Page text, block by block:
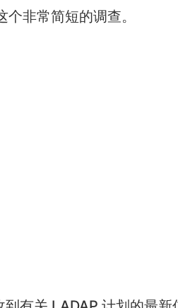
非常简短的调查。